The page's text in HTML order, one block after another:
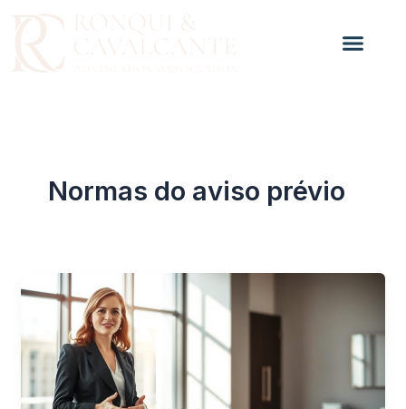
Normas do aviso prévio